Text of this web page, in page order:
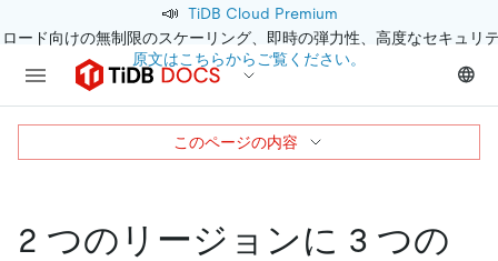
📣 TiDB Cloud Premium
ード向けの無制限のスケーリング、即時の弾力性、高度なセキュリ
原文はこちらからご覧ください。
2 つのリージョンに 3 つの
このページの内容